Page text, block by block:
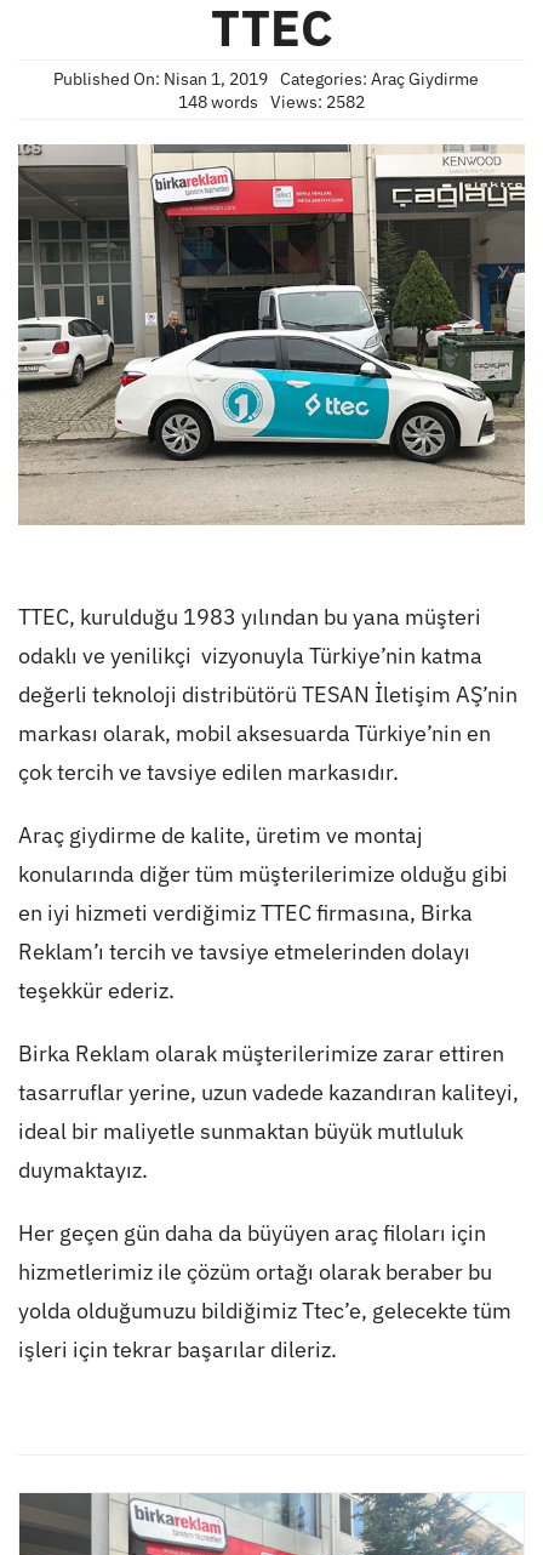
TTEC
Published On: Nisan 1, 2019 Categories: Araç Giydirme
148 words
Views: 2582
TTEC, kurulduğu 1983 yılından bu yana müşteri
odaklı ve yenilikçi vizyonuyla Türkiye’nin katma
değerli teknoloji distribütörü TESAN İletişim AŞ’nin
markası olarak, mobil aksesuarda Türkiye’nin en
çok tercih ve tavsiye edilen markasıdır.
Araç giydirme de kalite, üretim ve montaj
konularında diğer tüm müşterilerimize olduğu gibi
en iyi hizmeti verdiğimiz TTEC firmasına, Birka
Reklam’ı tercih ve tavsiye etmelerinden dolayı
teşekkür ederiz.
Birka Reklam olarak müşterilerimize zarar ettiren
tasarruflar yerine, uzun vadede kazandıran kaliteyi,
ideal bir maliyetle sunmaktan büyük mutluluk
duymaktayız.
Her geçen gün daha da büyüyen araç filoları için
hizmetlerimiz ile çözüm ortağı olarak beraber bu
yolda olduğumuzu bildiğimiz Ttec’e, gelecekte tüm
işleri için tekrar başarılar dileriz.